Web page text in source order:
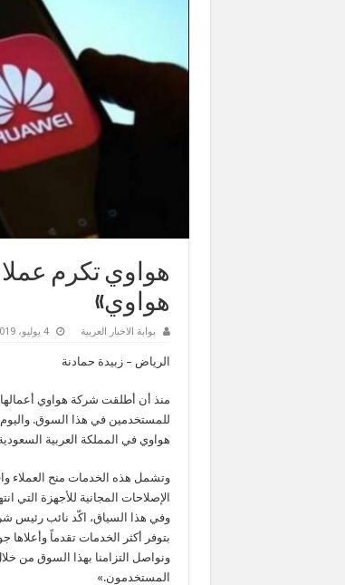
هواوي تكرم
هواوي»
بوابة الاخبار العربية 4 يوليو، 2019
الرياض – زبيدة حمادنة
منذ أن أطلقت شركة هواوي أعمالها
للمستخدمين في هذا السوق. واليوم
هواوي في المملكة العربية
وتشمل هذه الخدمات منح العملاء
الإصلاحات المجانية للأجهزة
وفي هذا السياق، اكّد نائب رئيس
بتوفر أكثر الخدمات تقدماً
ونواصل التزامنا بهذا السوق من
المستخدمون.»